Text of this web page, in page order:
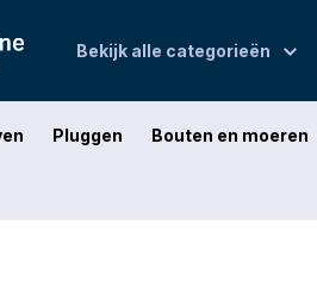
Bekijk alle categorieën
Pluggen Bouten en moeren